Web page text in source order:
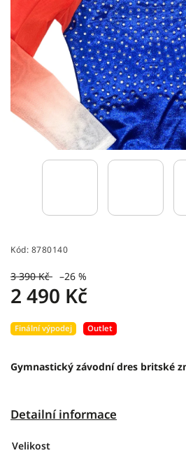
Kód: 8780140
3 390 Kč –26 %
2 490 Kč
Gymnastický závodní dres britské
Detailní informace
Finální výpodej Outlet
Velikost